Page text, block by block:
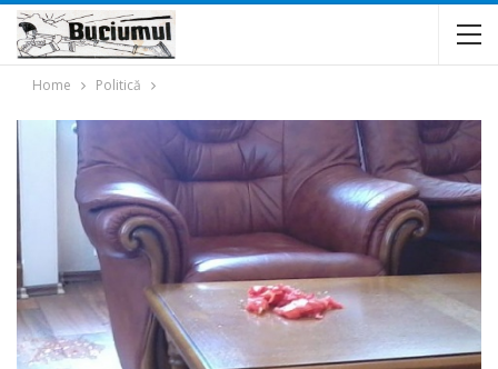
Home Politică